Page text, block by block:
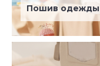
Пошив одежды